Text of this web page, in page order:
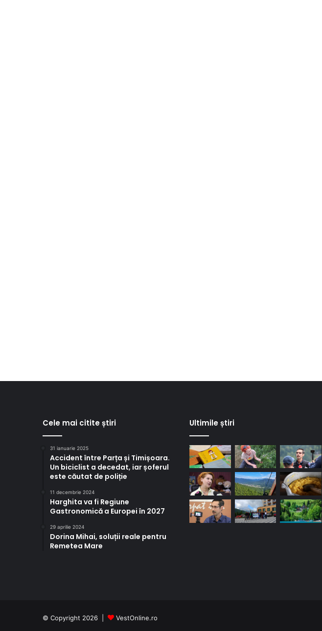
Cele mai citite știri
31 ianuarie 2025
Accident între Parța și Timișoara.
Un biciclist a decedat, iar șoferul
este căutat de poliție
11 decembrie 2024
Harghita va fi Regiune
Gastronomică a Europei în 2027
29 aprilie 2024
Dorina Mihai, soluții reale pentru
Remetea Mare
Ultimile știri
© Copyright 2026 | VestOnline.ro